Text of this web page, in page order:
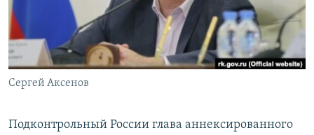
ПОБЕДИТЕЛЕЙ НЕ СУДЯТ?
КРЫМ.НЕПОКОРЕННЫЙ
ELIFBE
УКРАИНСКАЯ ПРОБЛЕМА КРЫМА
ПРИСОЕДИНЯЙТЕСЬ!
Сергей Аксенов
Подконтрольный России глава аннексированного